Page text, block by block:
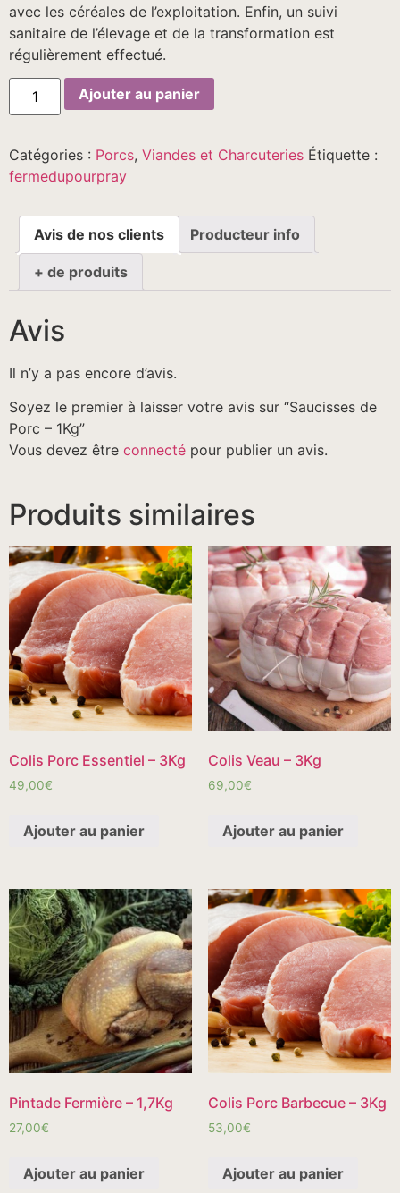
avec les céréales de l’exploitation. Enfin, un suivi
sanitaire de l’élevage et de la transformation est
régulièrement effectué.
quantité
Saucisses
-
1Kg
Ajouter au panier
Catégories : Porcs, Viandes et Charcuteries Étiquette :
fermedupourpray
Avis de nos clients Producteur info
+ de produits
Avis
Il n’y a pas encore d’avis.
Soyez le premier à laisser votre avis sur “Saucisses de
Porc – 1Kg”
Vous devez être connecté pour publier un avis.
Produits similaires
Colis Porc Essentiel – 3Kg
49,00€
Ajouter au panier
Colis Veau – 3Kg
69,00€
Ajouter au panier
Pintade Fermière – 1,7Kg
27,00€
Ajouter au panier
Colis Porc Barbecue – 3Kg
53,00€
Ajouter au panier